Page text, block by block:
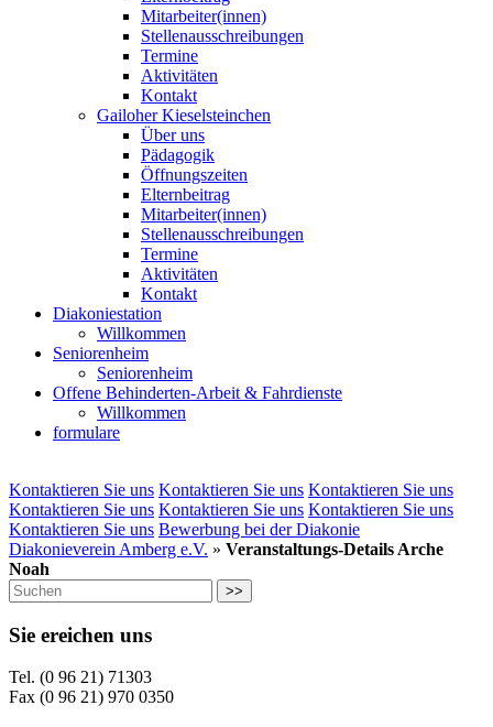
Mitarbeiter(innen)
Stellenausschreibungen
Termine
Aktivitäten
Kontakt
Gailoher Kieselsteinchen
Über uns
Pädagogik
Öffnungszeiten
Elternbeitrag
Mitarbeiter(innen)
Stellenausschreibungen
Termine
Aktivitäten
Kontakt
Diakoniestation
Willkommen
Seniorenheim
Seniorenheim
Offene Behinderten-Arbeit & Fahrdienste
Willkommen
formulare
Kontaktieren Sie uns Kontaktieren Sie uns Kontaktieren Sie uns
Kontaktieren Sie uns Kontaktieren Sie uns Kontaktieren Sie uns
Kontaktieren Sie uns Bewerbung bei der Diakonie
Diakonieverein Amberg e.V. » Veranstaltungs-Details Arche
Noah
>>
Sie ereichen uns
Tel. (0 96 21) 71303
Fax (0 96 21) 970 0350